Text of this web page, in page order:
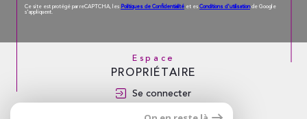
Ce site est protégé par reCAPTCHA, les Politiques de Confidentialité et es Conditions d'utilisationde Google
s'appliquent.
Espace
PROPRIÉTAIRE
Se connecter